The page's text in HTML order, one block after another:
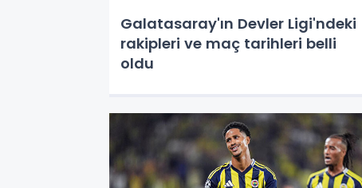
Galatasaray'ın Devler Ligi'ndeki
rakipleri ve maç tarihleri belli
oldu